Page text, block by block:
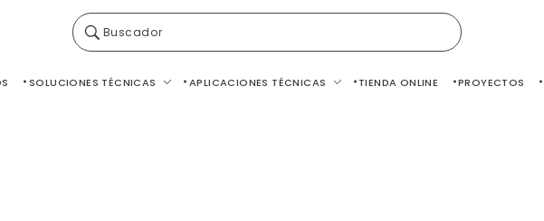
Buscador
SOLUCIONES TÉCNICAS APLICACIONES TÉCNICAS TIENDA ONLINE PROYECTOS